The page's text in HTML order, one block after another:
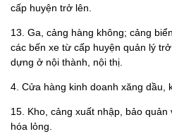
cấp huyện trở lên.
13. Ga, cảng hàng không; cảng
các bến xe từ cấp huyện quản lý
dựng ở nội thành, nội thị.
4. Cửa hàng kinh doanh xăng dầu,
15. Kho, cảng xuất nhập, bảo
hóa lỏng.